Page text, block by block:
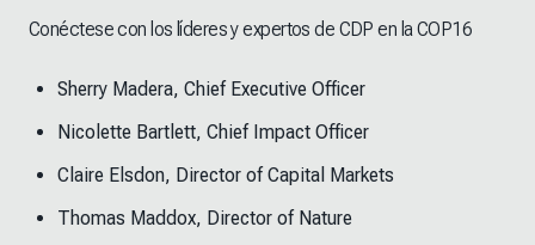
Conéctese con los líderes y expertos de CDP en la COP16
Sherry Madera, Chief Executive Officer
Nicolette Bartlett, Chief Impact Officer
Claire Elsdon, Director of Capital Markets
Thomas Maddox, Director of Nature